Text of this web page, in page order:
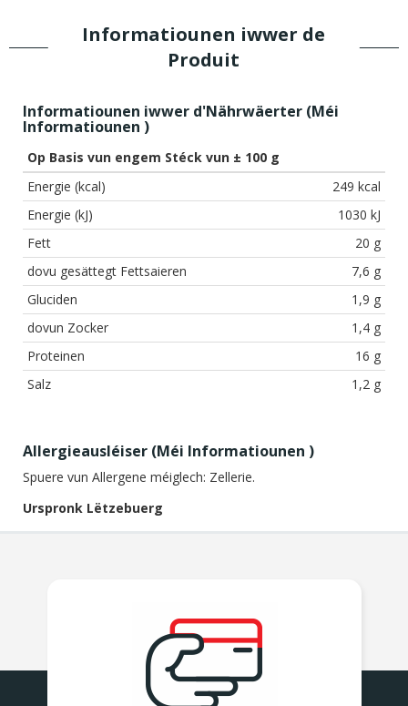
Informatiounen iwwer de
Produit
Informatiounen iwwer d'Nährwäerter (Méi
Informatiounen )
Op Basis vun engem Stéck vun ± 100 g
Energie (kcal)
249 kcal
Energie (kJ)
1030 kJ
Fett
20 g
dovu gesättegt Fettsaieren
7,6 g
Gluciden
1,9 g
dovun Zocker
1,4 g
Proteinen
16 g
Salz
1,2 g
Allergieausléiser (Méi Informatiounen )
Spuere vun Allergene méiglech: Zellerie.
Urspronk Lëtzebuerg